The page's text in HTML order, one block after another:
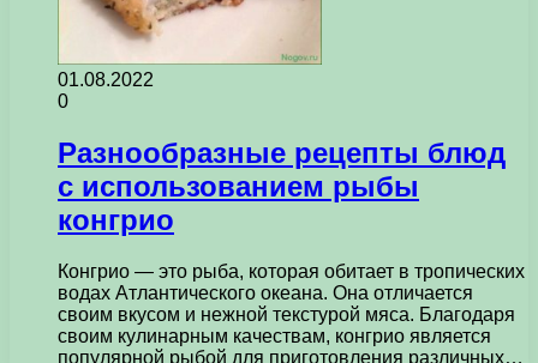
01.08.2022
0
Разнообразные рецепты блюд
с использованием рыбы
конгрио
Конгрио — это рыба, которая обитает в тропических
водах Атлантического океана. Она отличается
своим вкусом и нежной текстурой мяса. Благодаря
своим кулинарным качествам, конгрио является
популярной рыбой для приготовления различных…